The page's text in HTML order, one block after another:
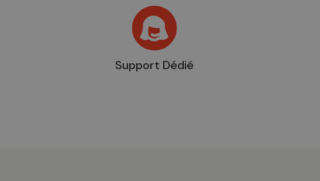
Support Dédié